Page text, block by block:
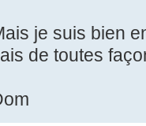
je suis bien
de toutes